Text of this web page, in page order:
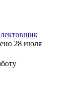
28 июля